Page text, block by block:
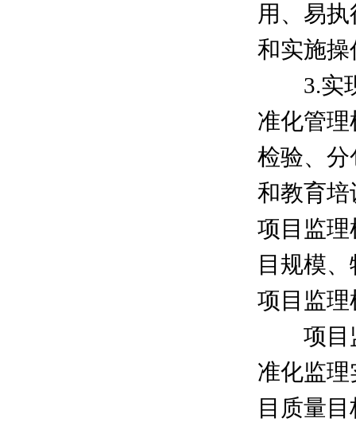
用、易
和实施
3.实现
准化管
检验、
和教育
项目监
目规模
项目监
项目监
准化监
目质量